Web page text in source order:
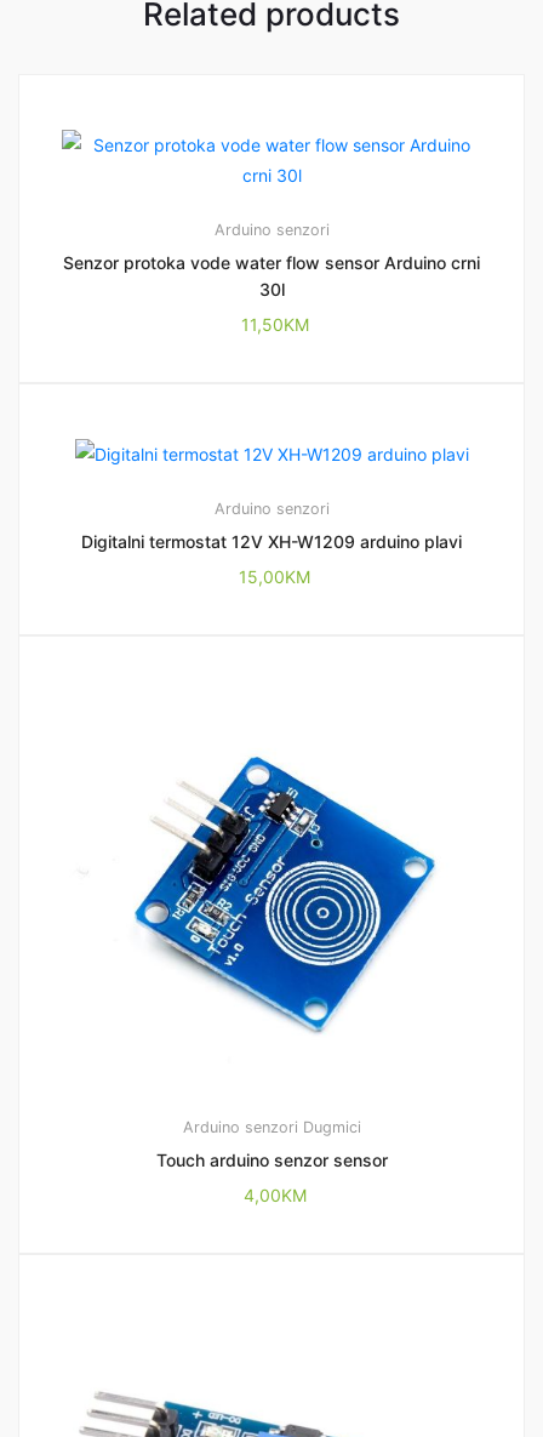
Related products
Arduino senzori
Senzor protoka vode water flow sensor Arduino crni
30l
11,50KM
Arduino senzori
Digitalni termostat 12V XH-W1209 arduino plavi
15,00KM
Arduino senzori Dugmici
Touch arduino senzor sensor
4,00KM